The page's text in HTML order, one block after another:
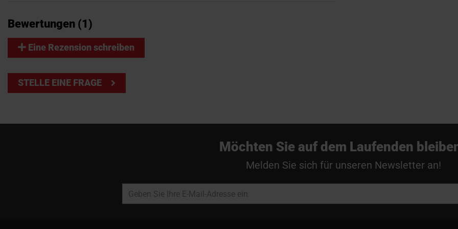
Bewertungen 1
Eine Rezension schreiben
STELLE EINE FRAGE
Möchten Sie auf dem Laufenden
Melden Sie sich für unseren Newsletter an!